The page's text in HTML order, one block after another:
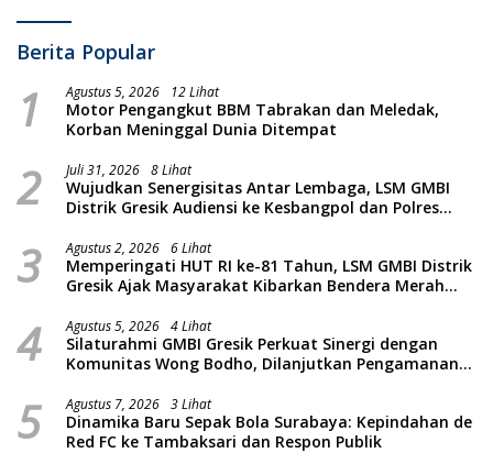
Berita Popular
1 Agustus 5, 2026 12 Lihat
Motor Pengangkut BBM Tabrakan dan Meledak,
Korban Meninggal Dunia Ditempat
2 Juli 31, 2026 8 Lihat
Wujudkan Senergisitas Antar Lembaga, LSM GMBI
Distrik Gresik Audiensi ke Kesbangpol dan Polres
Piatu
3 Agustus 2, 2026 6 Lihat
Memperingati HUT RI ke-81 Tahun, LSM GMBI Distrik
Gresik Ajak Masyarakat Kibarkan Bendera Merah
4 Agustus 5, 2026 4 Lihat
Silaturahmi GMBI Gresik Perkuat Sinergi dengan
Komunitas Wong Bodho, Dilanjutkan Pengamanan
Massal dan Santunan Anak Yatim
5 Agustus 7, 2026 3 Lihat
Dinamika Baru Sepak Bola Surabaya: Kepindahan de
Red FC ke Tambaksari dan Respon Publik